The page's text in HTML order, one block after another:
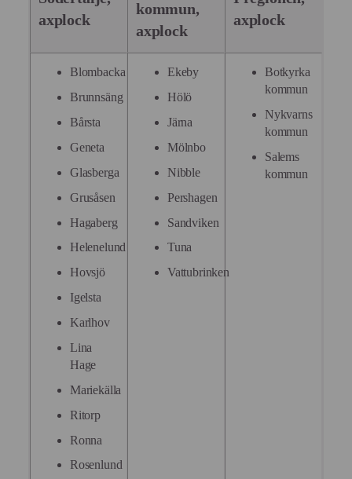
axplock
kommun,
axplock
axplock
Blombacka
Brunnsäng
Bårsta
Geneta
Glasberga
Grusåsen
Hagaberg
Helenelund
Hovsjö
Igelsta
Karlhov
Lina
Hage
Mariekälla
Ritorp
Ronna
Rosenlund
Ekeby
Hölö
Järna
Mölnbo
Nibble
Pershagen
Sandviken
Tuna
Vattubrinken
Botkyrka
kommun
Nykvarns
kommun
Salems
kommun
annonser